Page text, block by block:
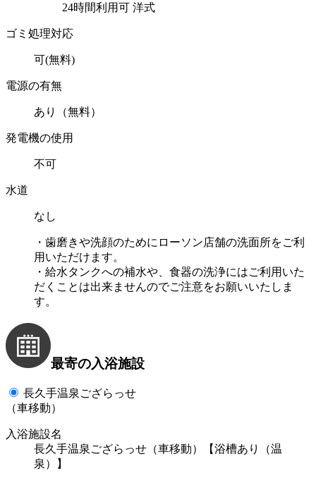
24時間利用可 洋式
ゴミ処理対応
可(無料)
電源の有無
あり（無料）
発電機の使用
不可
水道
なし
・歯磨きや洗顔のためにローソン店舗の洗面所をご利
用いただけます。
・給水タンクへの補水や、食器の洗浄にはご利用いた
だくことは出来ませんのでご注意をお願いいたしま
す。
最寄の入浴施設
長久手温泉ござらっせ
（車移動）
入浴施設名
長久手温泉ござらっせ（車移動）【浴槽あり（温
泉）】